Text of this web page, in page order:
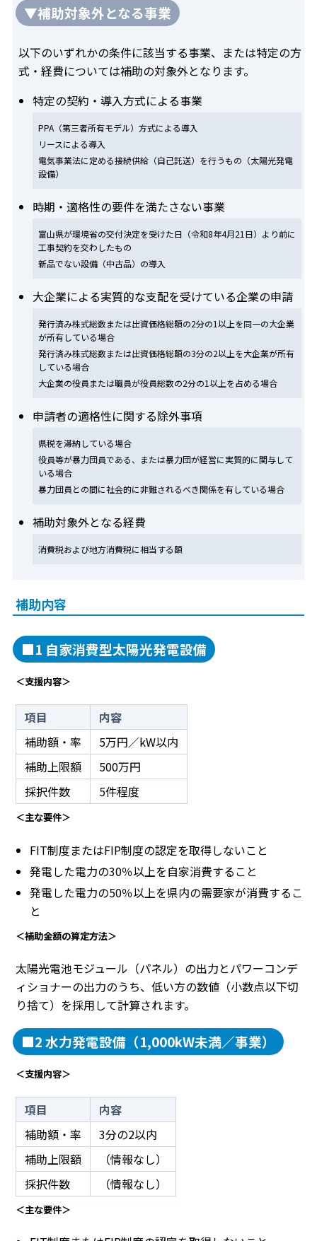
▼補助対象外となる事業
以下のいずれかの条件に該当する事業、または特定の方
式・経費については補助の対象外となります。
特定の契約・導入方式による事業
PPA（第三者所有モデル）方式による導入
リースによる導入
電気事業法に定める接続供給（自己託送）を行うもの（太陽光発電
設備）
時期・適格性の要件を満たさない事業
富山県が環境省の交付決定を受けた日（令和8年4月21日）より前に
工事契約を交わしたもの
新品でない設備（中古品）の導入
大企業による実質的な支配を受けている企業の申請
発行済み株式総数または出資価格総額の2分の1以上を同一の大企業
が所有している場合
発行済み株式総数または出資価格総額の3分の2以上を大企業が所有
している場合
大企業の役員または職員が役員総数の2分の1以上を占める場合
申請者の適格性に関する除外事項
県税を滞納している場合
役員等が暴力団員である、または暴力団が経営に実質的に関与して
いる場合
暴力団員との間に社会的に非難されるべき関係を有している場合
補助対象外となる経費
消費税および地方消費税に相当する額
補助内容
■1 自家消費型太陽光発電設備
＜支援内容＞
項目
内容
補助額・率
5万円／kW以内
補助上限額
500万円
採択件数
5件程度
＜主な要件＞
FIT制度またはFIP制度の認定を取得しないこと
発電した電力の30％以上を自家消費すること
発電した電力の50％以上を県内の需要家が消費するこ
と
＜補助金額の算定方法＞
太陽光電池モジュール（パネル）の出力とパワーコンデ
ィショナーの出力のうち、低い方の数値（小数点以下切
り捨て）を採用して計算されます。
■2 水力発電設備（1,000kW未満／事業）
＜支援内容＞
項目
内容
補助額・率
3分の2以内
補助上限額
（情報なし）
採択件数
（情報なし）
＜主な要件＞